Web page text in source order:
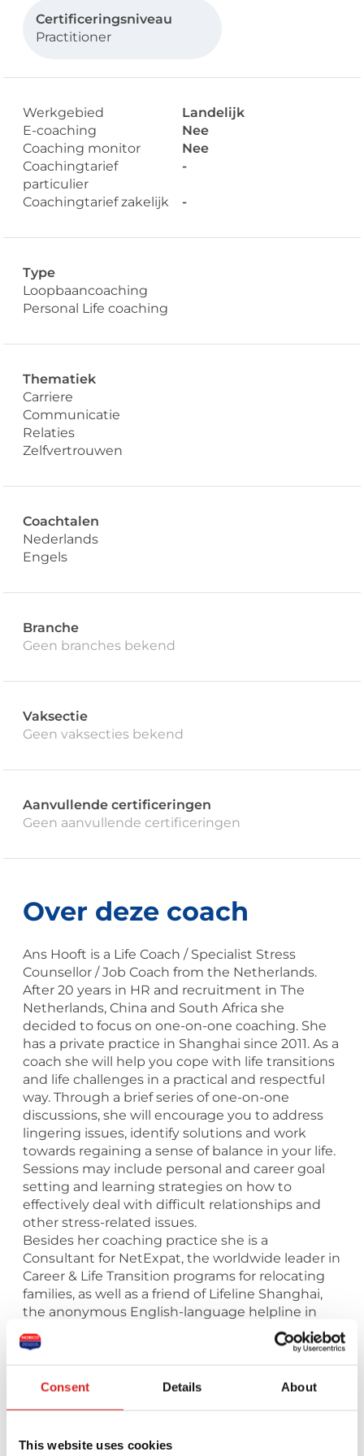
Consent Details About
This website uses cookies
Certificeringsniveau
Practitioner
Werkgebied
Landelijk
E-coaching
Nee
Coaching monitor
Nee
Coachingtarief
particulier
-
Coachingtarief zakelijk -
Type
Loopbaancoaching
Personal Life coaching
Thematiek
Carriere
Communicatie
Relaties
Zelfvertrouwen
Coachtalen
Nederlands
Engels
Branche
Geen branches bekend
Vaksectie
Geen vaksecties bekend
Aanvullende certificeringen
Geen aanvullende certificeringen
Over deze coach
Ans Hooft is a Life Coach / Specialist Stress
Counsellor / Job Coach from the Netherlands.
After 20 years in HR and recruitment in The
Netherlands, China and South Africa she
decided to focus on one-on-one coaching. She
has a private practice in Shanghai since 2011. As a
coach she will help you cope with life transitions
and life challenges in a practical and respectful
way. Through a brief series of one-on-one
discussions, she will encourage you to address
lingering issues, identify solutions and work
towards regaining a sense of balance in your life.
Sessions may include personal and career goal
setting and learning strategies on how to
effectively deal with difficult relationships and
other stress-related issues.
Besides her coaching practice she is a
Consultant for NetExpat, the worldwide leader in
Career & Life Transition programs for relocating
families, as well as a friend of Lifeline Shanghai,
the anonymous English-language helpline in
Shanghai.
Stuur een bericht naar deze coach
Je naam *